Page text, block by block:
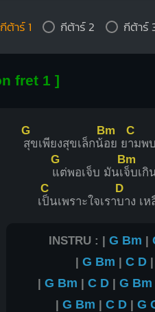
กีต้าร์ 1 กีต้าร์ 2 กีต้าร์
fret 1 ]
G
สุขเพียงสุขเล็กน้
Bm
อย ย
C
ามพ
G
แต่พอเจ็บ มันเ
Bm
จ็บเกิ
เ
C
ป็นเพราะใจเรา
D
บาง เห
INSTRU : | G Bm |
| G Bm | C D|
|G Bm |C D |G Bm
| G Bm | C D| G